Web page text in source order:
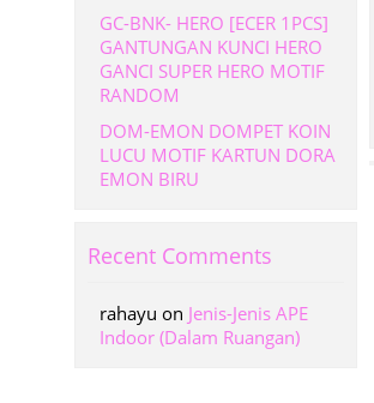
GC-BNK- HERO [ECER 1PCS]
GANTUNGAN KUNCI HERO
GANCI SUPER HERO MOTIF
RANDOM
DOM-EMON DOMPET KOIN
LUCU MOTIF KARTUN DORA
EMON BIRU
Recent Comments
rahayu on Jenis-Jenis APE
Indoor (Dalam Ruangan)